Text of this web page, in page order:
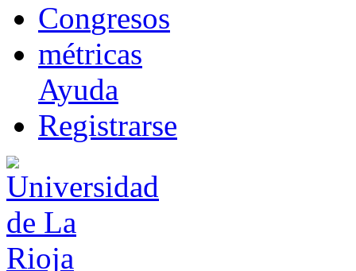
Congresos
métricas
Ayuda
Registrarse